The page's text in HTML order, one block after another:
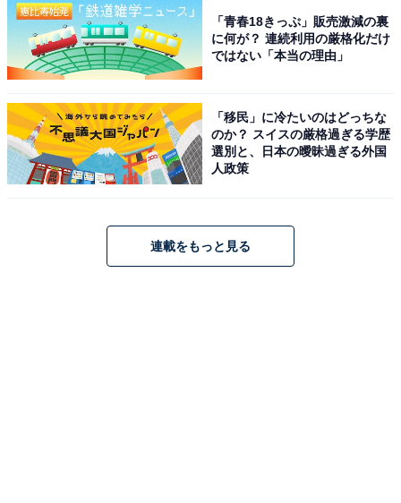
「青春18きっぷ」販売激減の裏
に何が？ 連続利用の厳格化だけ
ではない「本当の理由」
「移民」に冷たいのはどっちな
のか？ スイスの厳格過ぎる学歴
選別と、日本の曖昧過ぎる外国
人政策
連載をもっと見る